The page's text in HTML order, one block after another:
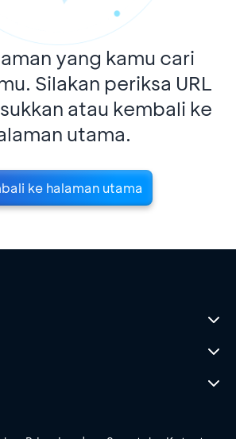
yang kamu cari
Silakan periksa URL
atau kembali ke
utama.
ke halaman utama